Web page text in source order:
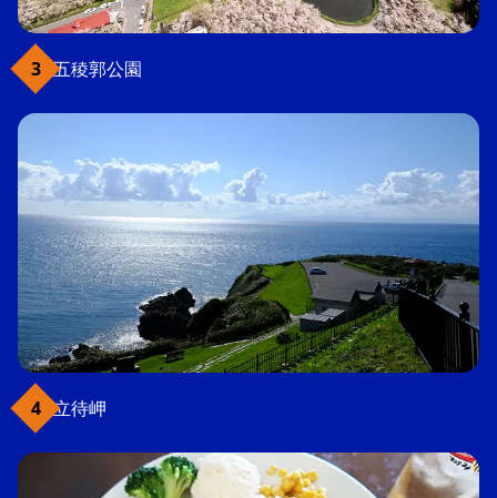
五稜郭公園
立待岬